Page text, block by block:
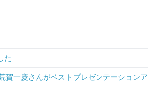
た
賀一慶さんがベストプレゼンテーションア